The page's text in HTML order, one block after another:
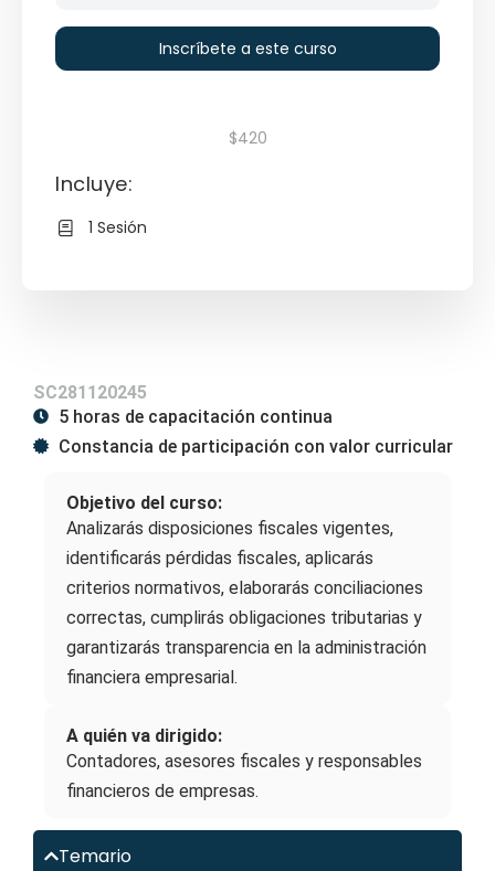
SC281120245
5 horas de capacitación continua
Constancia de participación con valor curricular
Objetivo del curso:
Analizarás disposiciones fiscales vigentes,
identificarás pérdidas fiscales, aplicarás
criterios normativos, elaborarás conciliaciones
correctas, cumplirás obligaciones tributarias y
garantizarás transparencia en la administración
financiera empresarial.
A quién va dirigido:
Contadores, asesores fiscales y responsables
financieros de empresas.
Temario
Inscríbete a este curso
$420
Incluye:
1 Sesión